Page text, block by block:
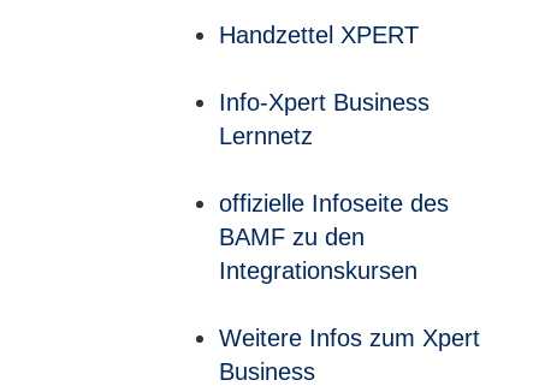
Handzettel XPERT
Info-Xpert Business
Lernnetz
offizielle Infoseite des
BAMF zu den
Integrationskursen
Weitere Infos zum Xpert
Business